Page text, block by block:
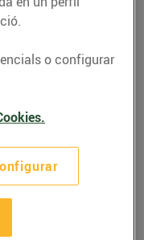
a la
o configurar